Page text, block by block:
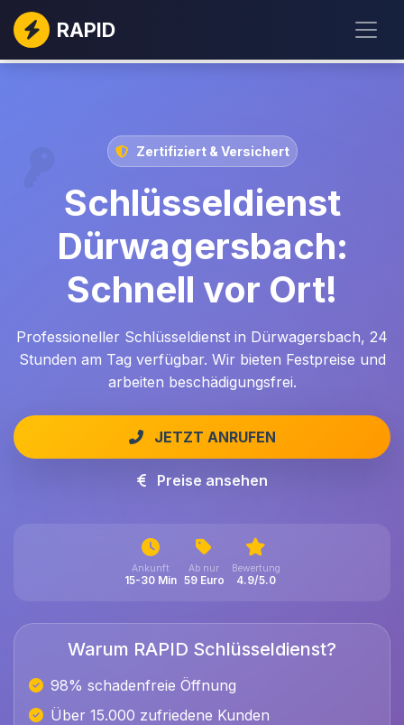
RAPID
Zertifiziert & Versichert
Schlüsseldienst
Dürwagersbach:
Schnell vor Ort!
Professioneller Schlüsseldienst in Dürwagersbach, 24
Stunden am Tag verfügbar. Wir bieten Festpreise und
arbeiten beschädigungsfrei.
JETZT ANRUFEN
Preise ansehen
Ankunft
15-30 Min
Ab nur
59 Euro
Bewertung
4.9/5.0
Warum RAPID Schlüsseldienst?
98% schadenfreie Öffnung
Über 15.000 zufriedene Kunden